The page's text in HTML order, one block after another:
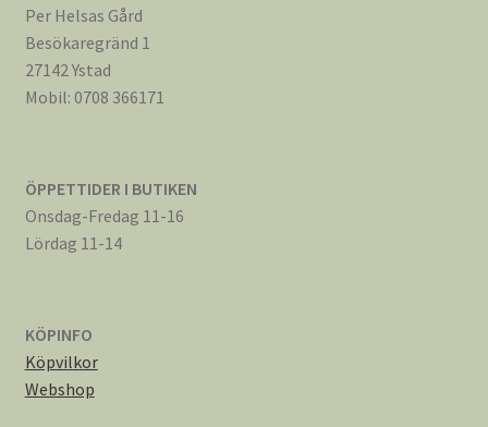
Per Helsas Gård
Besökaregränd 1
27142 Ystad
Mobil: 0708 366171
ÖPPETTIDER I BUTIKEN
Onsdag-Fredag 11-16
Lördag 11-14
KÖPINFO
Köpvilkor
Webshop